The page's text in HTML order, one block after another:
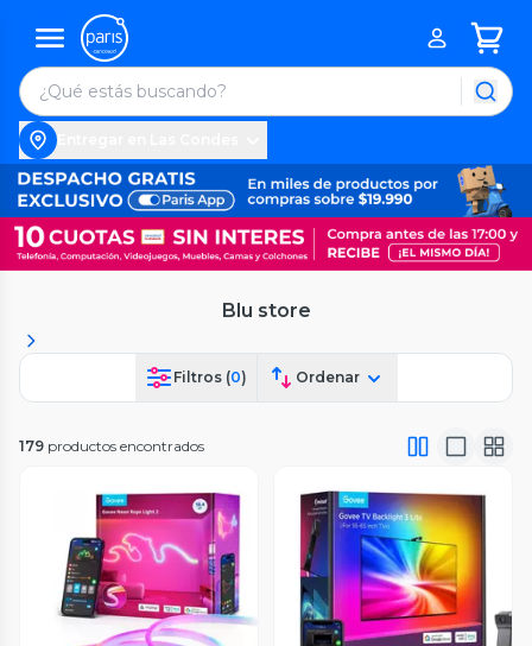
Blu store
Filtros (0) Ordenar
179 productos encontrados